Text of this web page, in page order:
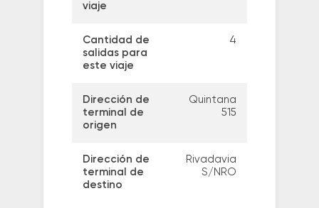
viaje
Cantidad de
salidas para
este viaje
4
Dirección de
terminal de
origen
Quintana
515
Dirección de
terminal de
destino
Rivadavia
S/NRO